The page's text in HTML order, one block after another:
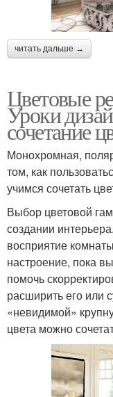
читать дальше →
Цветовые
Уроки
сочетание
Монохромная,
том, как
учимся сочетать
Выбор цветовой
создании
восприятие
настроение, пока
помочь
расширить его или
«невидимой»
цвета можно